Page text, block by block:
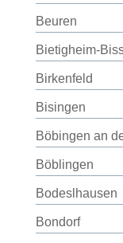
Beuren
Bietigheim-
Birkenfeld
Bisingen
Böbingen an
Böblingen
Bodeslhausen
Bondorf